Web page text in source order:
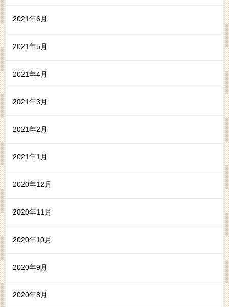
2021年6月
2021年5月
2021年4月
2021年3月
2021年2月
2021年1月
2020年12月
2020年11月
2020年10月
2020年9月
2020年8月